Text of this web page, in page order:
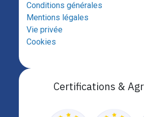
Conditions générales
Mentions légales
Vie privée
Cookies
Certifications &